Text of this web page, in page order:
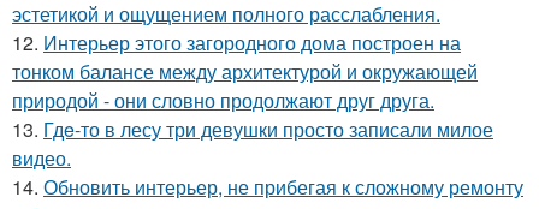
эстетикой и ощущением полного расслабления.
12. Интерьер этого загородного дома построен на
тонком балансе между архитектурой и окружающей
природой - они словно продолжают друг друга.
13. Гдe-то в лесу три девушки просто записали милое
видео.
14. Обновить интерьер, не прибегая к сложному ремонту